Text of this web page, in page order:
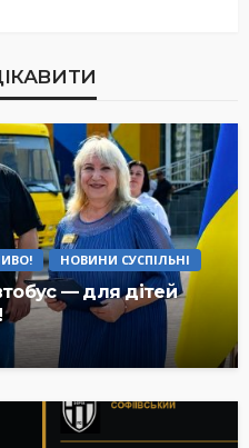
НОВИНИ СУСПІЛЬНІ
— для дітей